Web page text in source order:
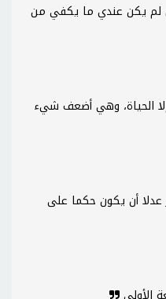
لم يكن عندي ما يكفي من
إلا الحياة، وهي أضعف شيء
عدلا أن يكون حكما على